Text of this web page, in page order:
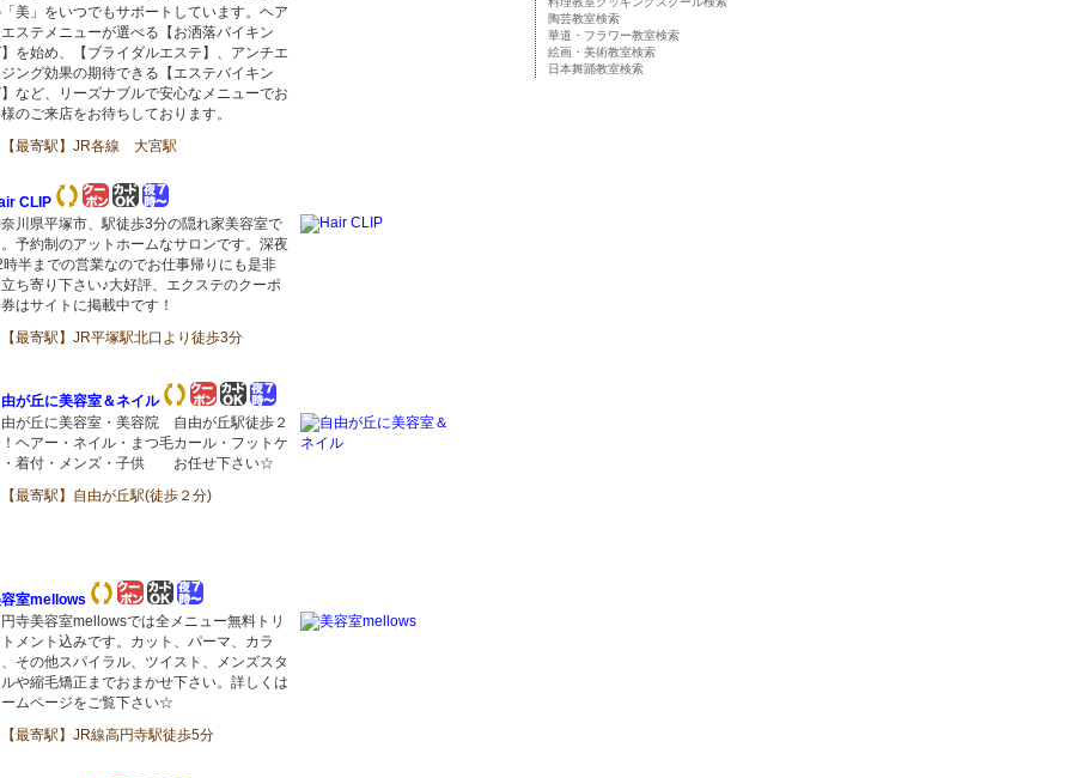
美」をいつでもサポートしています。ヘア
ステメニューが選べる【お洒落バイキン
を始め、【ブライダルエステ】、アンチエ
ング効果の期待できる【エステバイキン
など、リーズナブルで安心なメニューでお
のご来店をお待ちしております。
【最寄駅】JR各線 大宮駅
CLIP
川県平塚市、駅徒歩3分の隠れ家美容室で
予約制のアットホームなサロンです。深夜
時半までの営業なのでお仕事帰りにも是非
ち寄り下さい♪大好評、エクステのクーポ
はサイトに掲載中です！
【最寄駅】JR平塚駅北口より徒歩3分
が丘に美容室＆ネイル
が丘に美容室・美容院 自由が丘駅徒歩２
ヘアー・ネイル・まつ毛カール・フットケ
・着付・メンズ・子供 お任せ下さい☆
【最寄駅】自由が丘駅(徒歩２分)
室mellows
寺美容室mellowsでは全メニュー無料トリ
メント込みです。カット、パーマ、カラ
その他スパイラル、ツイスト、メンズスタ
や縮毛矯正までおまかせ下さい。詳しくは
ムページをご覧下さい☆
【最寄駅】JR線高円寺駅徒歩5分
陶芸教室検索
華道・フラワー教室検索
絵画・美術教室検索
日本舞踊教室検索